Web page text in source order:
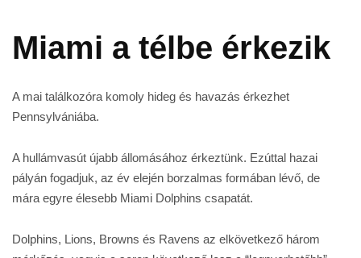
Miami a télbe érkezik
A mai találkozóra komoly hideg és havazás érkezhet
Pennsylvániába.
A hullámvasút újabb állomásához érkeztünk. Ezúttal hazai
pályán fogadjuk, az év elején borzalmas formában lévő, de
mára egyre élesebb Miami Dolphins csapatát.
Dolphins, Lions, Browns és Ravens az elkövetkező három